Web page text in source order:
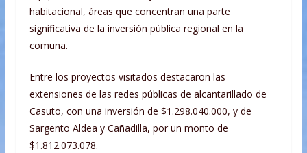
habitacional, áreas que concentran una parte
significativa de la inversión pública regional en la
comuna.
Entre los proyectos visitados destacaron las
extensiones de las redes públicas de alcantarillado de
Casuto, con una inversión de $1.298.040.000, y de
Sargento Aldea y Cañadilla, por un monto de
$1.812.073.078.